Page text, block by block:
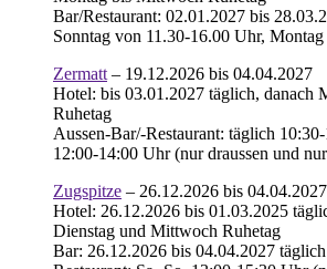
Bar/Restaurant: 02.01.2027 bis
Sonntag von 11.30-16.00 Uhr,
Zermatt – 19.12.2026 bis 04.04.2027
Hotel: bis 03.01.2027 täglich, danach
Ruhetag
Aussen-Bar/-Restaurant: täglich
12:00-14:00 Uhr (nur draussen und
Zugspitze – 26.12.2026 bis 04.04.2027
Hotel: 26.12.2026 bis 01.03.2025
Dienstag und Mittwoch Ruhetag
Bar: 26.12.2026 bis 04.04.2027